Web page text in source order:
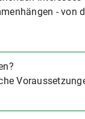
- von